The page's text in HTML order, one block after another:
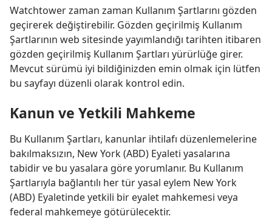
Watchtower zaman zaman Kullanım Şartlarını gözden
geçirerek değiştirebilir. Gözden geçirilmiş Kullanım
Şartlarının web sitesinde yayımlandığı tarihten itibaren
gözden geçirilmiş Kullanım Şartları yürürlüğe girer.
Mevcut sürümü iyi bildiğinizden emin olmak için lütfen
bu sayfayı düzenli olarak kontrol edin.
Kanun ve Yetkili Mahkeme
Bu Kullanım Şartları, kanunlar ihtilafı düzenlemelerine
bakılmaksızın, New York (ABD) Eyaleti yasalarına
tabidir ve bu yasalara göre yorumlanır. Bu Kullanım
Şartlarıyla bağlantılı her tür yasal eylem New York
(ABD) Eyaletinde yetkili bir eyalet mahkemesi veya
federal mahkemeye götürülecektir.